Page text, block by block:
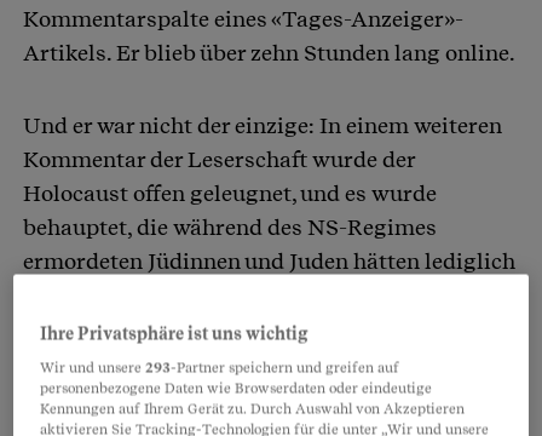
Kommentarspalte eines «Tages-Anzeiger»-
Artikels. Er blieb über zehn Stunden lang online.
Und er war nicht der einzige: In einem weiteren
Kommentar der Leserschaft wurde der
Holocaust offen geleugnet, und es wurde
behauptet, die während des NS-Regimes
ermordeten Jüdinnen und Juden hätten lediglich
Partnerinhalte
Ihre Privatsphäre ist uns wichtig
Wir und unsere293-Partner speichern und greifen auf
personenbezogene Daten wie Browserdaten oder eindeutige
Kennungen auf Ihrem Gerät zu. Durch Auswahl von Akzeptieren
aktivieren Sie Tracking-Technologien für die unter „Wir und unsere